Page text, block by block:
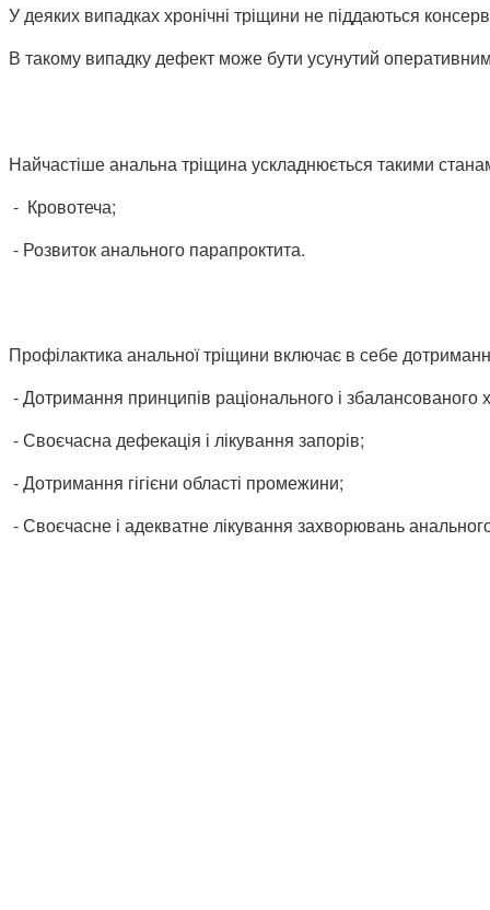
У деяких випадках хронічні тріщини не піддаються
В такому випадку дефект може бути усунутий
Найчастіше анальна тріщина ускладнюється такими
- Кровотеча;
- Розвиток анального парапроктита.
Профілактика анальної тріщини включає в себе
- Дотримання принципів раціонального і збалансованого
- Своєчасна дефекація і лікування запорів;
- Дотримання гігієни області промежини;
- Своєчасне і адекватне лікування захворювань